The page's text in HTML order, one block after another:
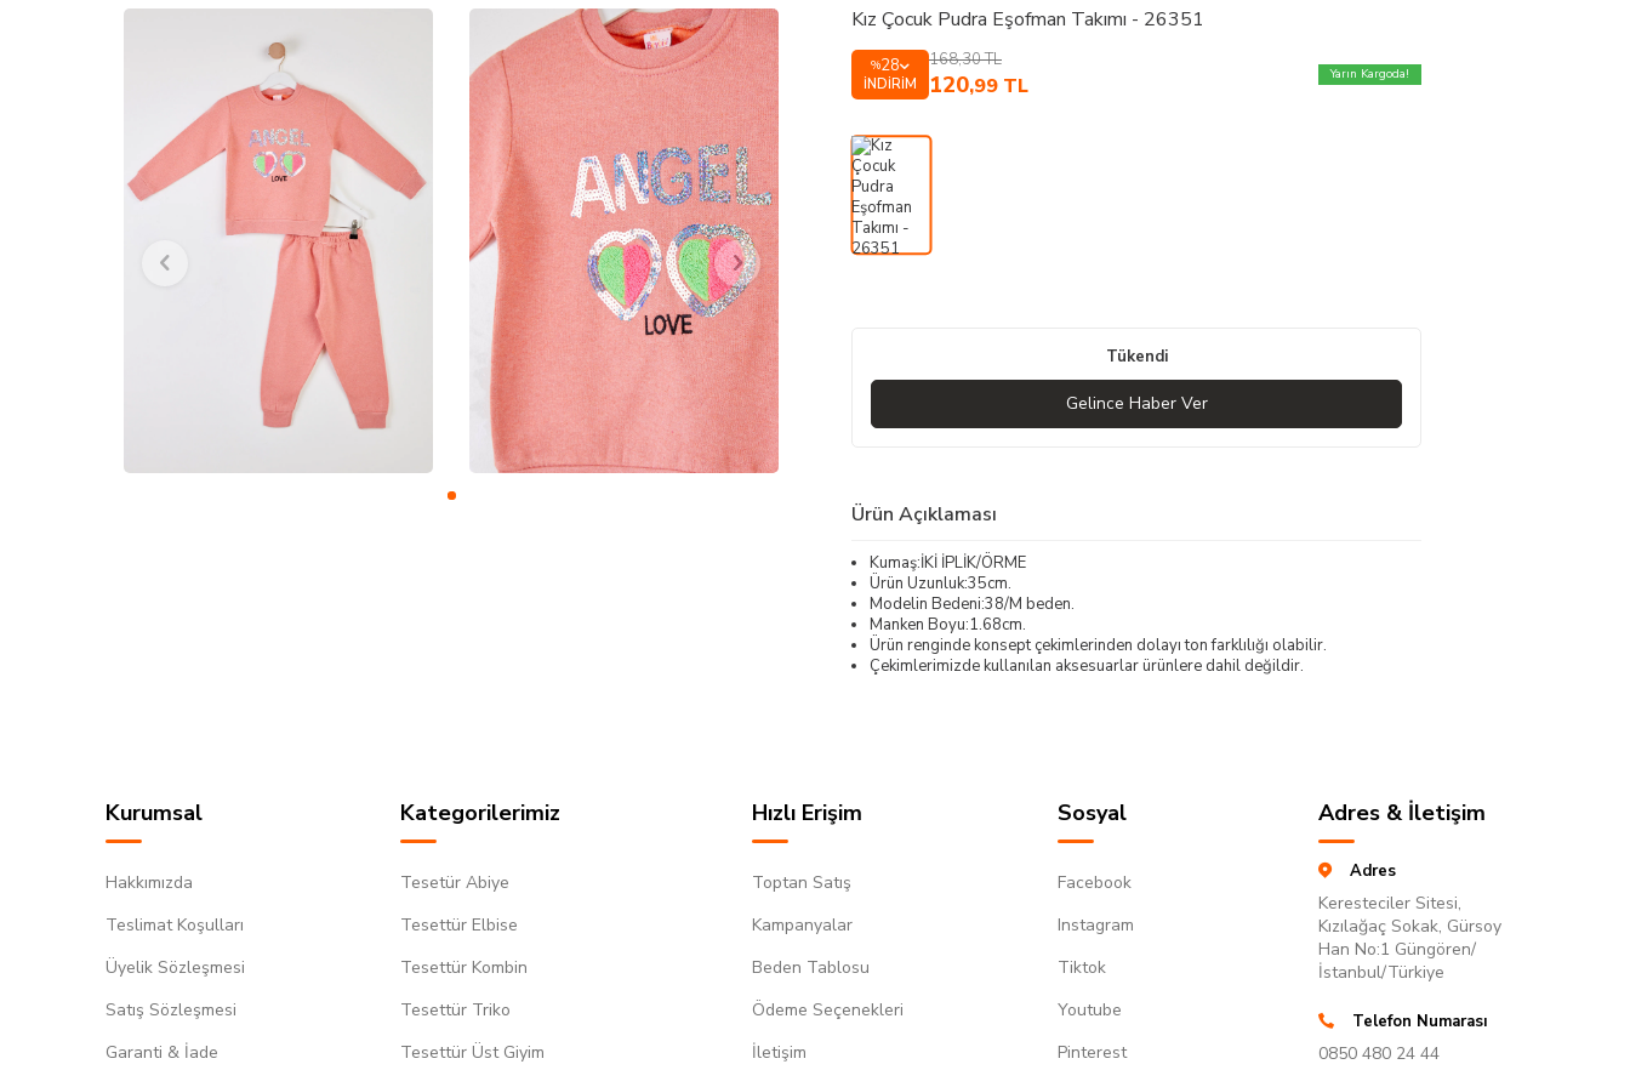
Kız Çocuk Pudra Eşofman Takımı - 26351
%28
İNDIRIM
168,30TL
120,99 TL Yarın Kargoda!
Tükendi
Gelince Haber Ver
Ürün Açıklaması
Kumaş:İKİ İPLİK/ÖRME
Ürün Uzunluk:35cm.
Modelin Bedeni:38/M beden.
Manken Boyu:1.68cm.
Ürün renginde konsept çekimlerinden dolayı ton farklılığı olabilir.
Çekimlerimizde kullanılan aksesuarlar ürünlere dahil değildir.
Kurumsal
Hakkımızda
Teslimat Koşulları
Üyelik Sözleşmesi
Satış Sözleşmesi
Garanti & İade
Kategorilerimiz
Tesetür Abiye
Tesettür Elbise
Tesettür Kombin
Tesettür Triko
Tesettür Üst Giyim
Hızlı Erişim
Toptan Satış
Kampanyalar
Beden Tablosu
Ödeme Seçenekleri
İletişim
Sosyal
Facebook
Instagram
Tiktok
Youtube
Pinterest
Adres & İletişim
Adres
Keresteciler Sitesi,
Kızılağaç Sokak, Gürsoy
Han No:1 Güngören/
İstanbul/Türkiye
Telefon Numarası
0850 480 24 44